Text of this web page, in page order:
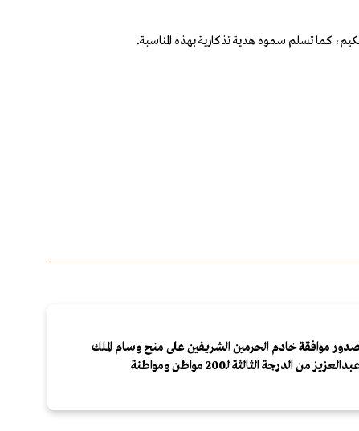
كما تسلم سموه هدية تذكارية بهذه المناسبة.
موافقة خادم الحرمين الشريفين على منح وسام الملك
من الدرجة الثالثة لـ200 مواطن ومواطنة